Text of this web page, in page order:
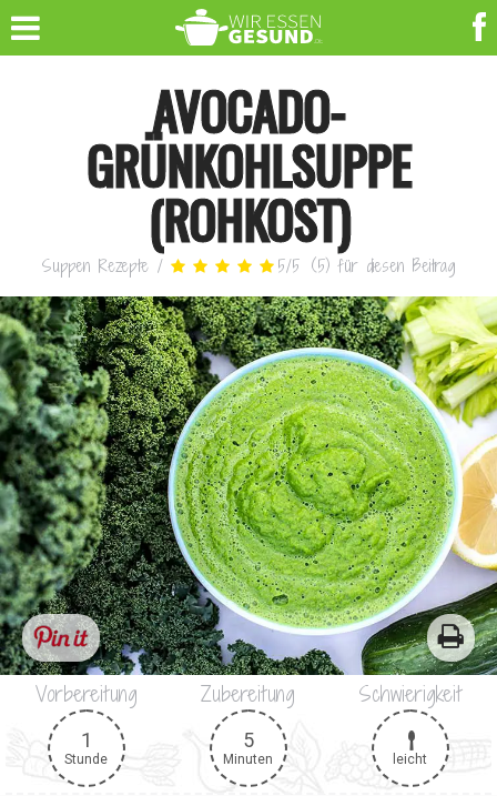
AVOCADO-
GRÜNKOHLSUPPE
(ROHKOST)
Suppen Rezepte / 5/5 (5) für diesen Beitrag
Vorbereitung
1
Stunde
Zubereitung
5
Minuten
Schwierigkeit
leicht